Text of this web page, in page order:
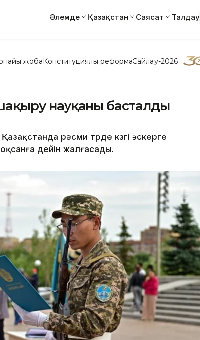
Әлемде Қазақстан Саясат Талдау
жобаКонституциялық реформаСайлау-2026
шақыру науқаны басталды
ресми түрде күзгі әскерге
дейін жалғасады.